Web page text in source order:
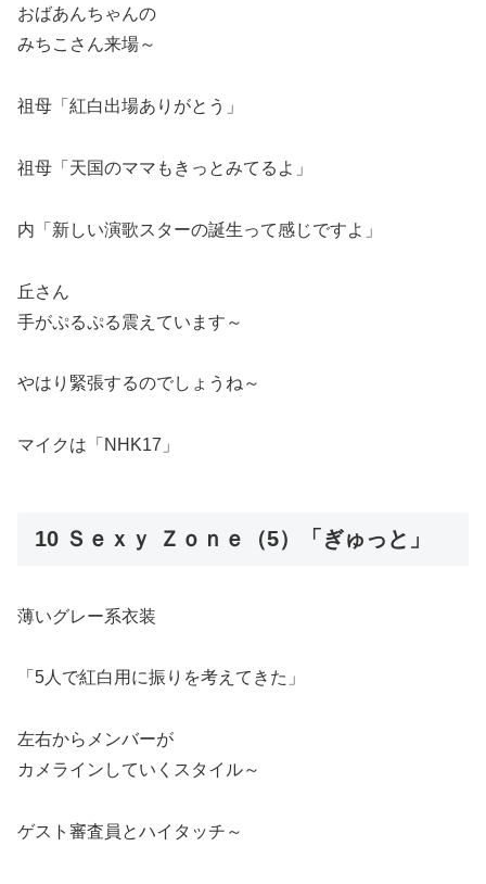
おばあんちゃんの
みちこさん来場～
祖母「紅白出場ありがとう」
祖母「天国のママもきっとみてるよ」
内「新しい演歌スターの誕生って感じですよ」
丘さん
手がぷるぷる震えています～
やはり緊張するのでしょうね～
マイクは「NHK17」
10 Ｓｅｘｙ Ｚｏｎｅ（5）「ぎゅっと」
薄いグレー系衣装
「5人で紅白用に振りを考えてきた」
左右からメンバーが
カメラインしていくスタイル～
ゲスト審査員とハイタッチ～